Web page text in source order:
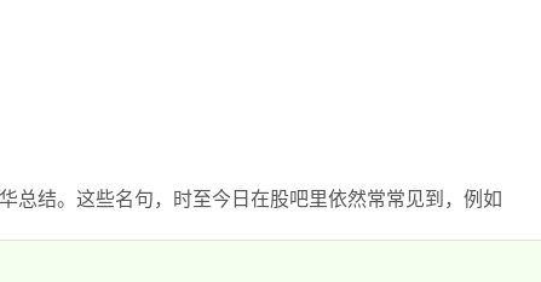
总结。这些名句，时至今日在股吧里依然常常见到，例如